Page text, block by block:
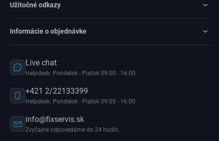
Užitočné odkazy
Informácie o objednávke
Live chat
Helpdesk: Pondelok - Piatok 09:00 - 16:00
+421 2/22133399
Helpdesk: Pondelok - Piatok 09:00 - 16:00
info@fixservis.sk
Zvyčajne odpovedáme do 24 hodín.